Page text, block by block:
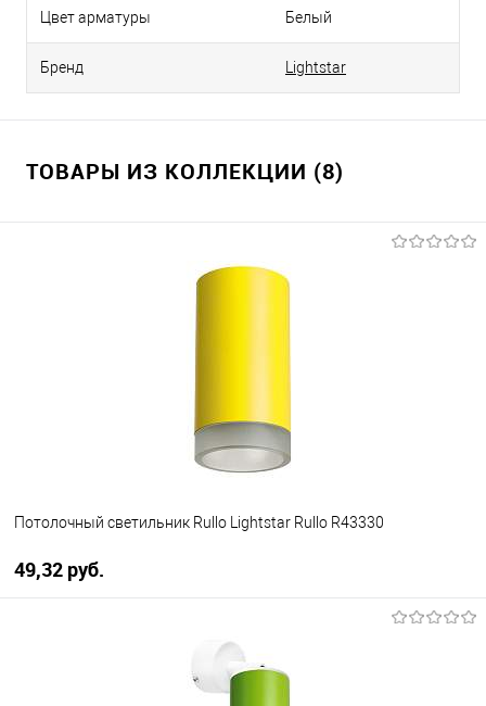
Цвет арматуры Белый
Бренд Lightstar
ТОВАРЫ ИЗ КОЛЛЕКЦИИ (8)
Потолочный светильник Rullo Lightstar Rullo R43330
49,32 pуб.